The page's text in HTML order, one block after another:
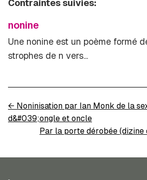
Contraintes suivies:
nonine
Une nonine est un poème formé
strophes de n vers...
← Noninisation par Ian Monk de la
d&#039;ongle et oncle
Par la porte dérobée (dizine